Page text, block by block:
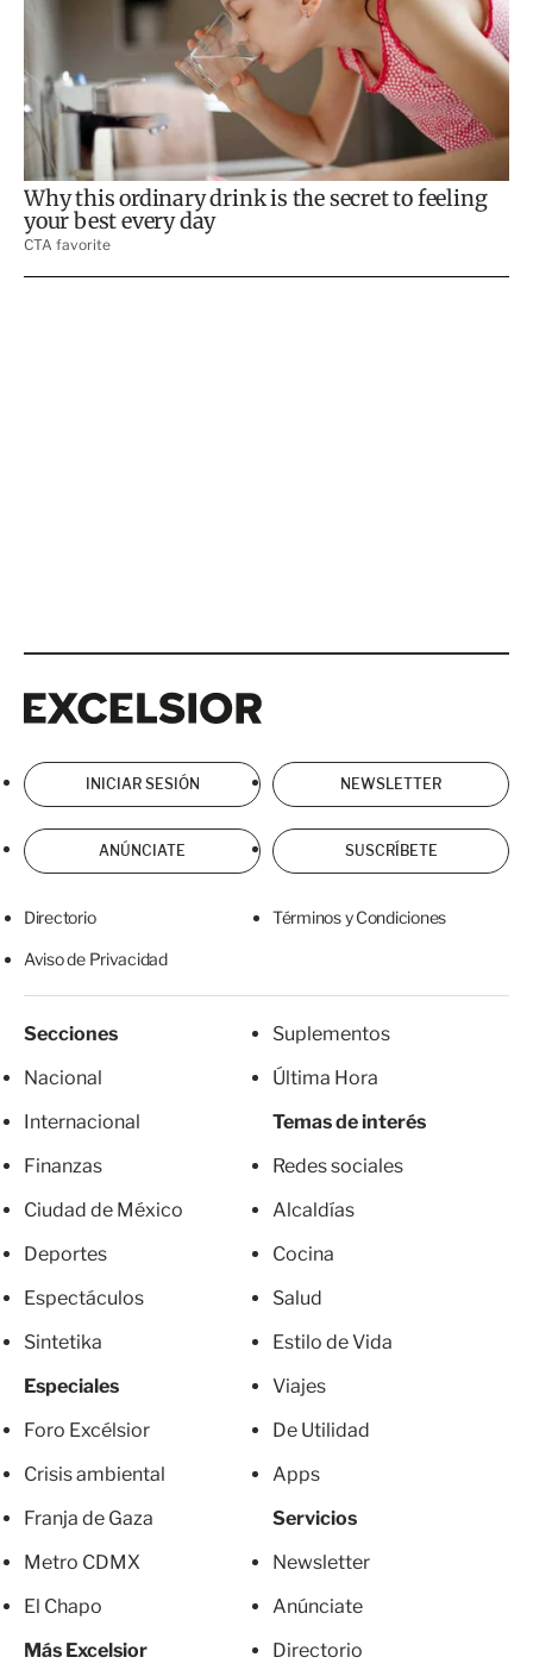
INICIAR SESIÓN NEWSLETTER
ANÚNCIATE SUSCRÍBETE
Directorio Términos y Condiciones
Aviso de Privacidad
Secciones
Nacional
Internacional
Finanzas
Ciudad de México
Deportes
Espectáculos
Sintetika
Especiales
Foro Excélsior
Crisis ambiental
Franja de Gaza
Metro CDMX
El Chapo
Más Excelsior
Suplementos
Última Hora
Temas de interés
Redes sociales
Alcaldías
Cocina
Salud
Estilo de Vida
Viajes
De Utilidad
Apps
Servicios
Newsletter
Anúnciate
Directorio